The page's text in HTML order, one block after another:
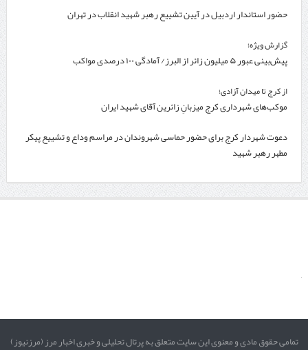
حضور استاندار اردبیل در آیین تشییع رهبر شهید انقلاب در تهران
گزارش ویژه؛
پیش‌بینی عبور ۵ میلیون زائر از البرز/ آمادگی ۱۰۰ درصدی مواکب
از کرج تا میدان آزادی؛
موکب‌های شهرداری کرج میزبانِ زائرین آقای شهید ایران
دعوت شهردار کرج برای حضور حماسی شهروندان در مراسم وداع و تشییع پیکر
مطهر رهبر شهید
تمامی حقوق مادی و معنوی این سایت متعلق به پرتال تحلیلی و خبری اخبار مرز (مرزنیوز)